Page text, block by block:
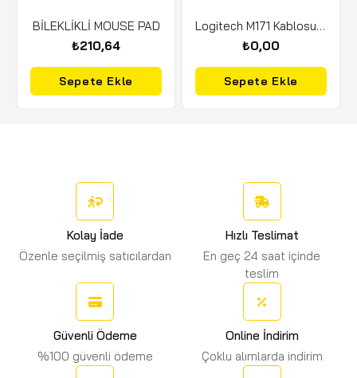
BİLEKLİKLİ MOUSE PAD
₺210,64
Sepete Ekle
Logitech M171 Kablosuz Mouse USB Siyah 910-004424
₺0,00
Sepete Ekle
Kolay İade
Özenle seçilmiş satıcılardan
Hızlı Teslimat
En geç 24 saat içinde
teslim
Güvenli Ödeme
%100 güvenli ödeme
Online İndirim
Çoklu alımlarda indirim